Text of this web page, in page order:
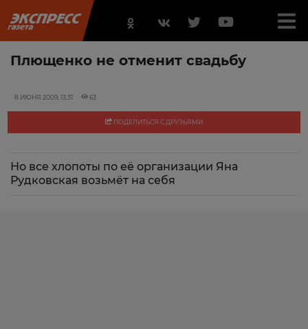
Плющенко не отменит свадьбу
8 ИЮНЯ 2009, 13:31 63
ПОДЕЛИТЬСЯ С ДРУЗЬЯМИ
Но все хлопоты по её организации Яна
Рудковская возьмёт на себя